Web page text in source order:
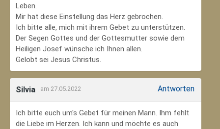
Leben.
Mir hat diese Einstellung das Herz gebrochen.
Ich bitte alle, mich mit ihrem Gebet zu unterstützen.
Der Segen Gottes und der Gottesmutter sowie dem
Heiligen Josef wünsche ich Ihnen allen.
Gelobt sei Jesus Christus.
Silvia am 27.05.2022 Antworten
Ich bitte euch um's Gebet für meinen Mann. Ihm fehlt
die Liebe im Herzen. Ich kann und möchte es auch